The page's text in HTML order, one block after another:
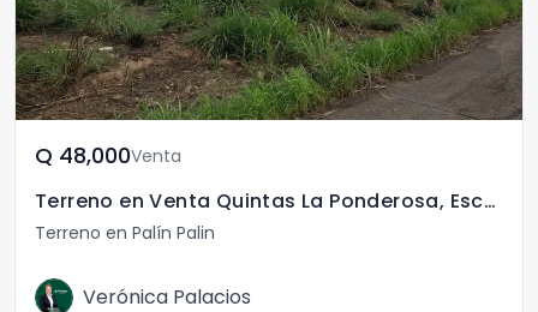
Q	48,000Venta
Terreno en Venta Quintas La Ponderosa, Escuintla
Terreno en Palín Palin
Verónica Palacios